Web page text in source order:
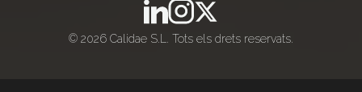
© 2026 Calidae S.L. Tots els drets reservats.